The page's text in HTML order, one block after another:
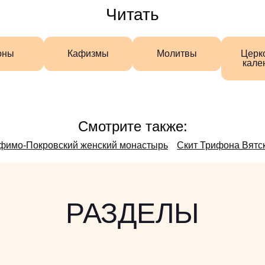
Читать
Кафизмы Молитвы
Смотрите также:
Покровский женский монастырь Скит Трифона
РАЗДЕЛЫ